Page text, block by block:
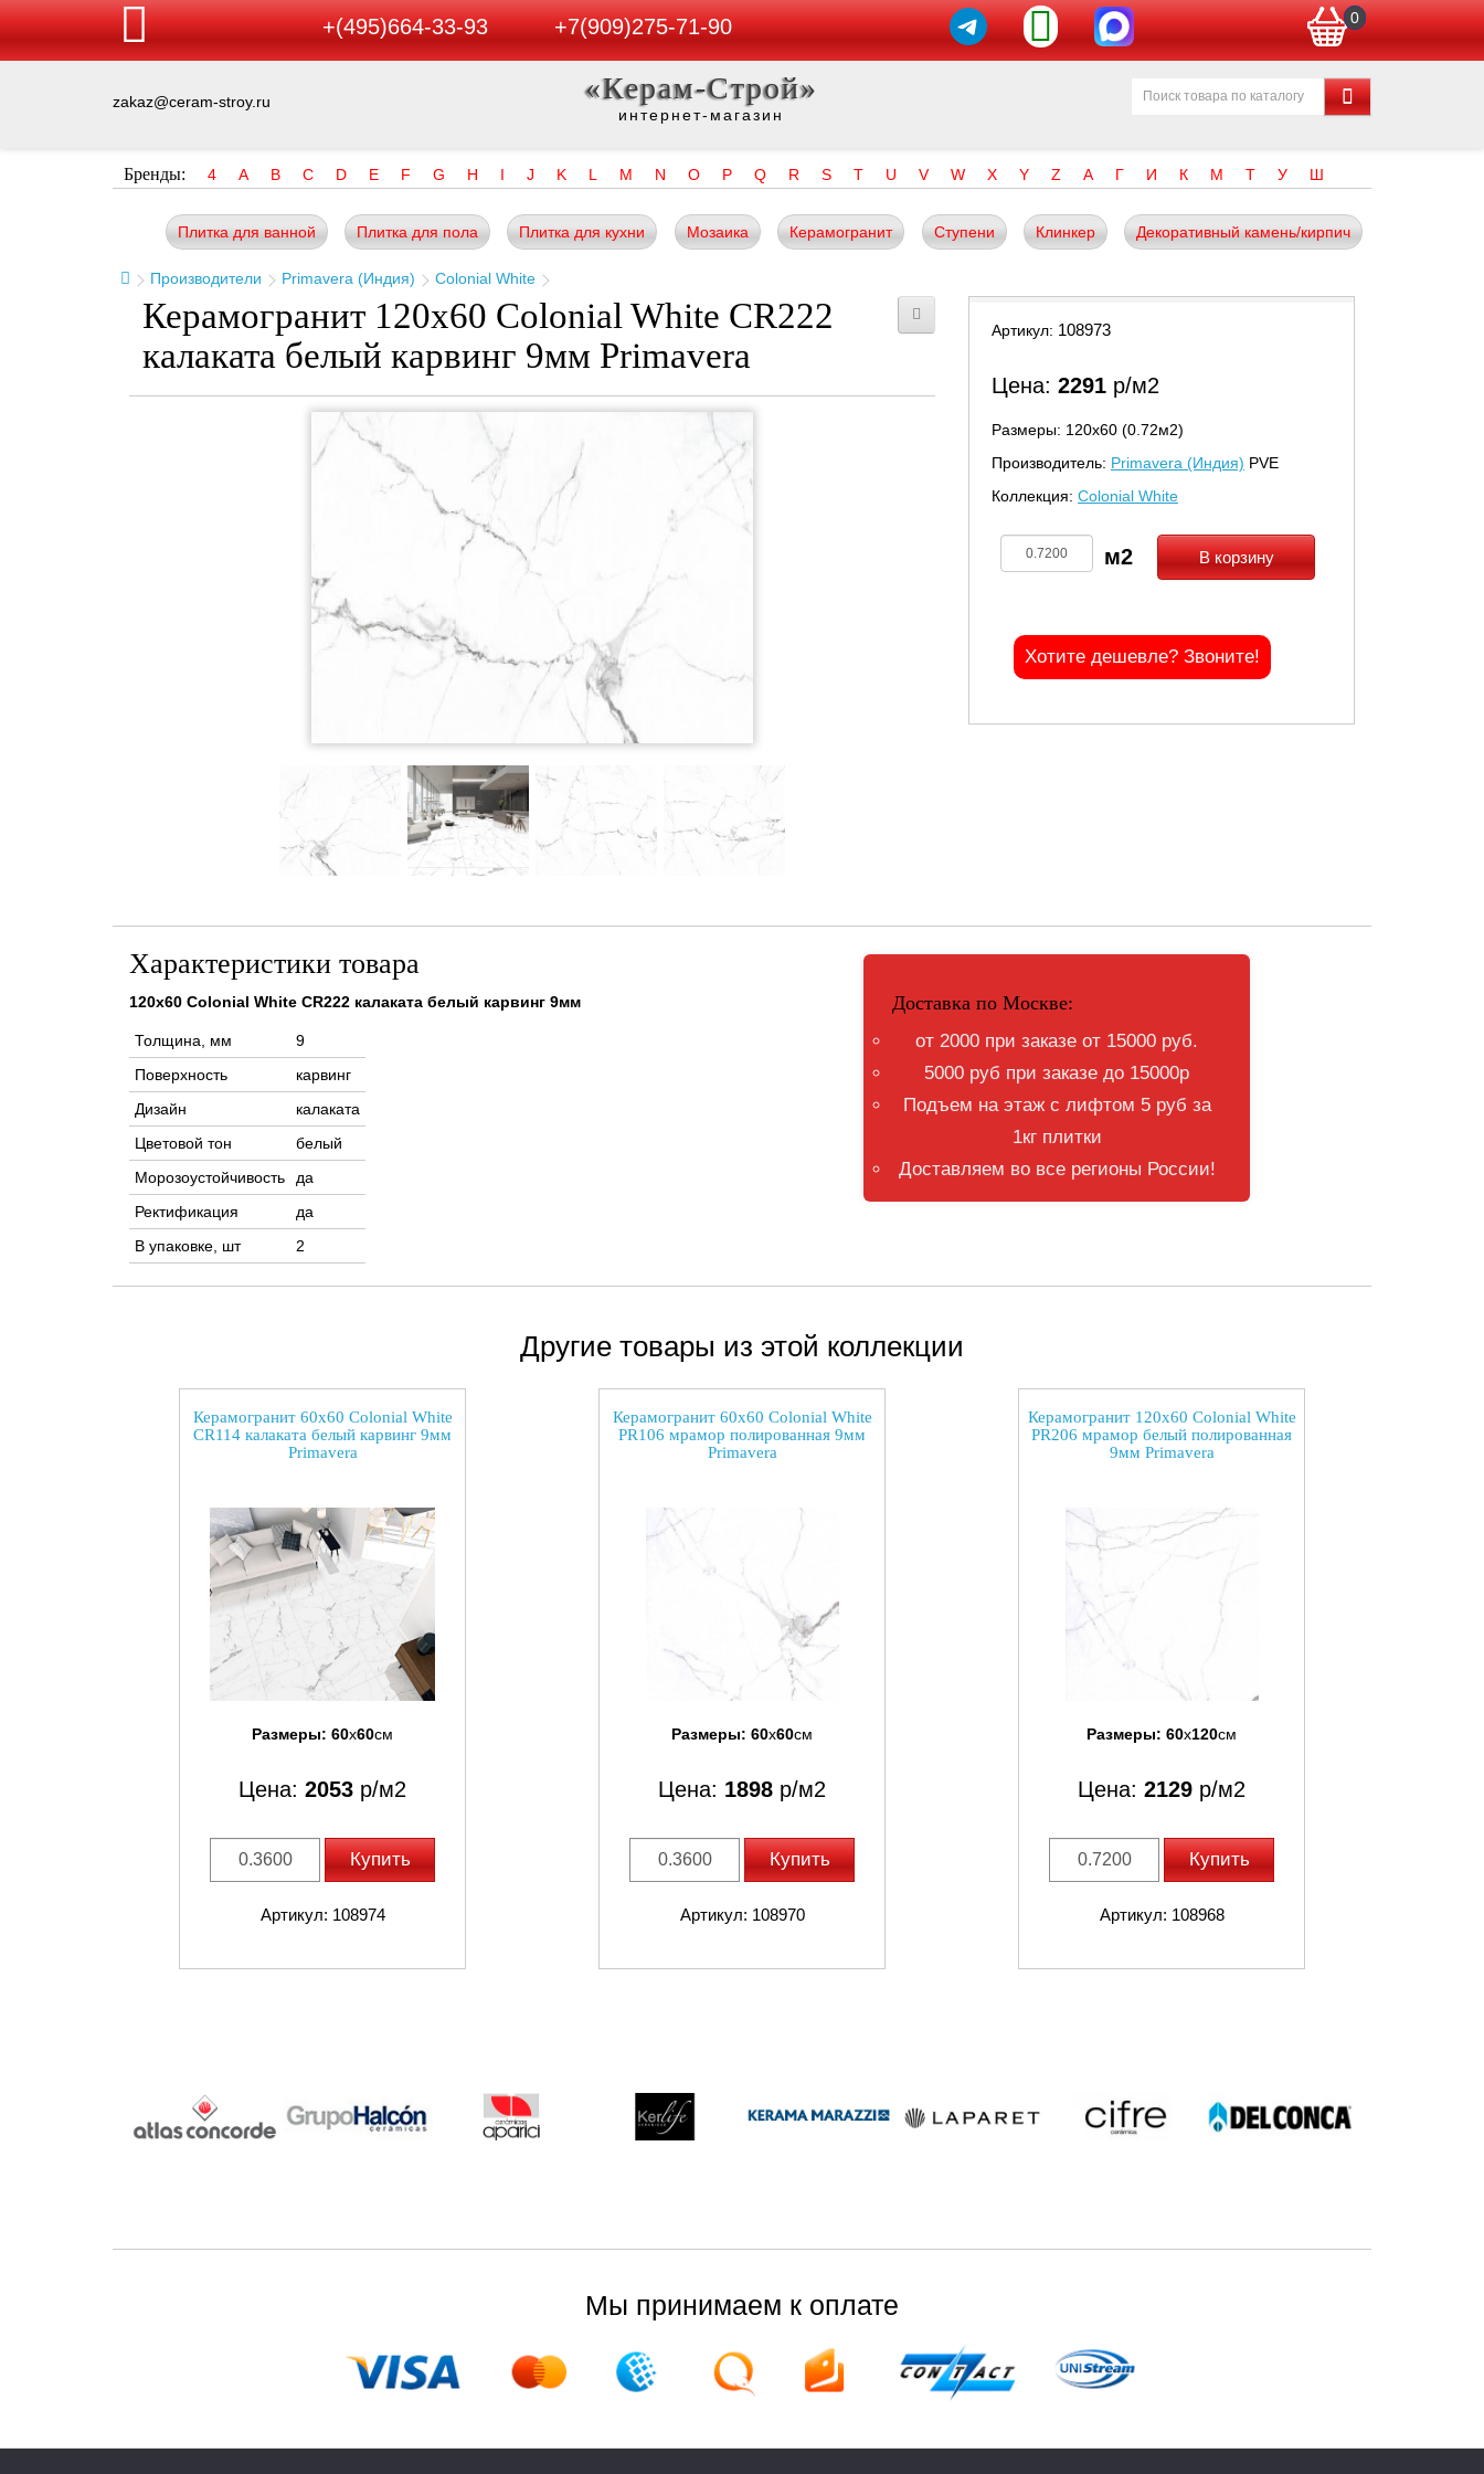
+(495)664-33-93 +7(909)275-71-90 0
zakaz@ceram-stroy.ru «Керам-Строй»
интернет-магазин
Бренды: 4 A B C D E F G H I J K L M N O P Q R S T U V W X Y Z А Г И К М Т У Ш
Плитка для ванной Плитка для пола Плитка для кухни Мозаика Керамогранит Ступени Клинкер Декоративный камень/кирпич
Производители Primavera (Индия) Colonial White
Керамогранит 120x60 Colonial White CR222
калаката белый карвинг 9мм Primavera
Артикул: 108973
Цена: 2291 р/м2
Размеры: 120х60 (0.72м2)
Производитель: Primavera (Индия) PVE
Коллекция: Colonial White
В корзину
Хотите дешевле? Звоните!
Характеристики товара
120x60 Colonial White CR222 калаката белый карвинг 9мм
Толщина, мм
9
Поверхность
карвинг
Дизайн
калаката
Цветовой тон
белый
Морозоустойчивость
да
Ректификация
да
В упаковке, шт
2
Доставка по Москве:
от 2000 при заказе от 15000 руб.
5000 руб при заказе до 15000р
Подъем на этаж с лифтом 5 руб за
1кг плитки
Доставляем во все регионы России!
Другие товары из этой коллекции
Керамогранит 60x60 Colonial White
CR114 калаката белый карвинг 9мм
Primavera
Размеры: 60x60см
Цена: 2053 р/м2
Купить
Артикул: 108974
Керамогранит 60x60 Colonial White
PR106 мрамор полированная 9мм
Primavera
Размеры: 60x60см
Цена: 1898 р/м2
Купить
Артикул: 108970
Керамогранит 120x60 Colonial White
PR206 мрамор белый полированная
9мм Primavera
Размеры: 60x120см
Цена: 2129 р/м2
Купить
Артикул: 108968
Мы принимаем к оплате